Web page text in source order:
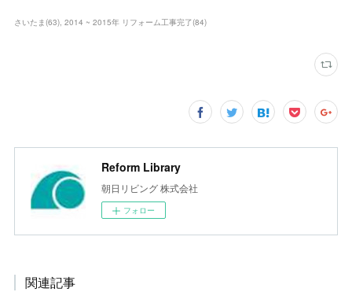
さいたま(63) 2014 ~ 2015年 リフォーム工事完了(84)
Reform Library
朝日リビング 株式会社
フォロー
関連記事